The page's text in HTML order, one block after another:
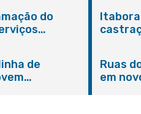
do
de
Ruas
em